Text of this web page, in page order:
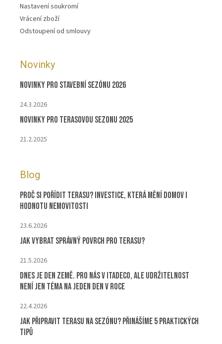
Nastavení soukromí
Vrácení zboží
Odstoupení od smlouvy
Novinky
Novinky pro stavební sezónu 2026
24.3.2026
Novinky pro terasovou sezonu 2025
21.2.2025
Blog
Proč si pořídit terasu? Investice, která mění domov i
hodnotu nemovitosti
23.6.2026
Jak vybrat správný povrch pro terasu?
21.5.2026
Dnes je Den Země. Pro nás v ITADECO, ale udržitelnost
není jen téma na jeden den v roce
22.4.2026
Jak připravit terasu na sezónu? Přinášíme 5 praktických
tipů